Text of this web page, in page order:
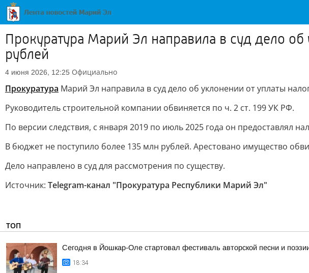
Прокуратура Марий Эл направила в суд дело
рублей
4 июня 2026, 12:25 Официально
Прокуратура Марий Эл направила в суд дело об уклонении от уплаты
Руководитель строительной компании обвиняется по ч. 2 ст. 199 УК РФ.
По версии следствия, с января 2019 по июль 2025 года он
В бюджет не поступило более 135 млн рублей. Арестовано имущество
Дело направлено в суд для рассмотрения по существу.
Источник: Telegram-канал "Прокуратура Республики Марий Эл"
ТОП
Сегодня в Йошкар-Оле стартовал фестиваль авторской песни и
18:34